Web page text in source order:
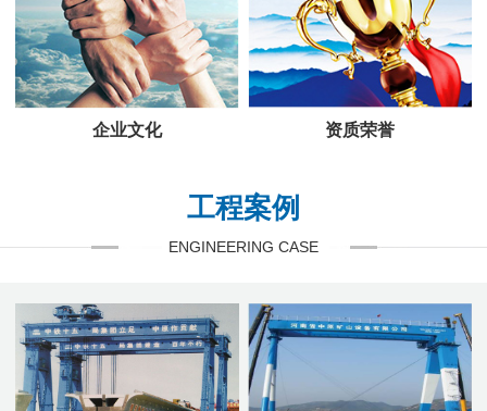
企业文化 资质荣誉
工程案例
ENGINEERING CASE